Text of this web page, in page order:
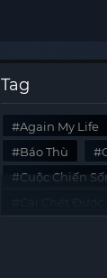
Tag
Again My Life
Báo Thù
Cuộc Chiến